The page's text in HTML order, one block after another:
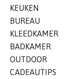
KEUKEN
BUREAU
KLEEDKAMER
BADKAMER
OUTDOOR
CADEAUTIPS